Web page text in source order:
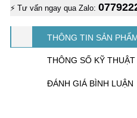
⚡ Tư vấn ngay qua Zalo:
THÔNG TIN SẢN
THÔNG SỐ KỸ THUẬT
ĐÁNH GIÁ BÌNH LUẬN